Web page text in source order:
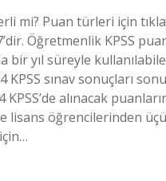
mi? Puan türleri için
Öğretmenlik KPSS
bir yıl süreyle
KPSS sınav sonuçları
alınacak
lisans öğrencilerinden